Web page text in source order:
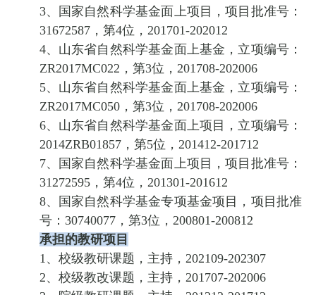
3、国家自然科学基金面上项目，项目批准号：
31672587，第4位，201701-202012
4、山东省自然科学基金面上基金，立项编号：
ZR2017MC022，第3位，201708-202006
5、山东省自然科学基金面上基金，立项编号：
ZR2017MC050，第3位，201708-202006
6、山东省自然科学基金面上项目，立项编号：
2014ZRB01857，第5位，201412-201712
7、国家自然科学基金面上项目，项目批准号：
31272595，第4位，201301-201612
8、国家自然科学基金专项基金项目，项目批准
号：30740077，第3位，200801-200812
承担的教研项目
1、校级教研课题，主持，202109-202307
2、校级教改课题，主持，201707-202006